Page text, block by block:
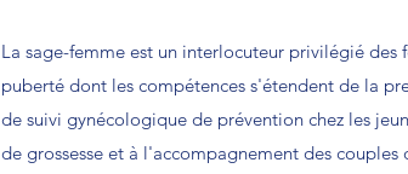
La sage-femme est un interlocuteur privilégié des
puberté dont les compétences s'étendent de la
de suivi gynécologique de prévention chez les
de grossesse et à l'accompagnement des couples